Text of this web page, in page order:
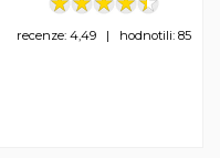
recenze: 4,49 | hodnotili: 85